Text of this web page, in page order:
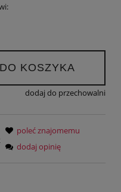
DO KOSZYKA
dodaj do przechowalni
poleć znajomemu
dodaj opinię